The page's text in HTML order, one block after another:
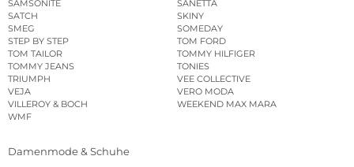
SAMSONITE
SANETTA
SATCH
SKINY
SMEG
SOMEDAY
STEP BY STEP
TOM FORD
TOM TAILOR
TOMMY HILFIGER
TOMMY JEANS
TONIES
TRIUMPH
VEE COLLECTIVE
VEJA
VERO MODA
VILLEROY & BOCH
WEEKEND MAX MARA
WMF
Damenmode & Schuhe